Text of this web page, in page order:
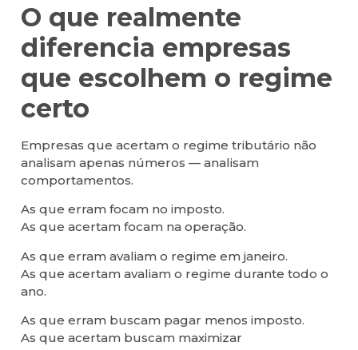
O que realmente
diferencia empresas
que escolhem o regime
certo
Empresas que acertam o regime tributário não
analisam apenas números — analisam
comportamentos.
As que erram focam no imposto.
As que acertam focam na operação.
As que erram avaliam o regime em janeiro.
As que acertam avaliam o regime durante todo o
ano.
As que erram buscam pagar menos imposto.
As que acertam buscam maximizar